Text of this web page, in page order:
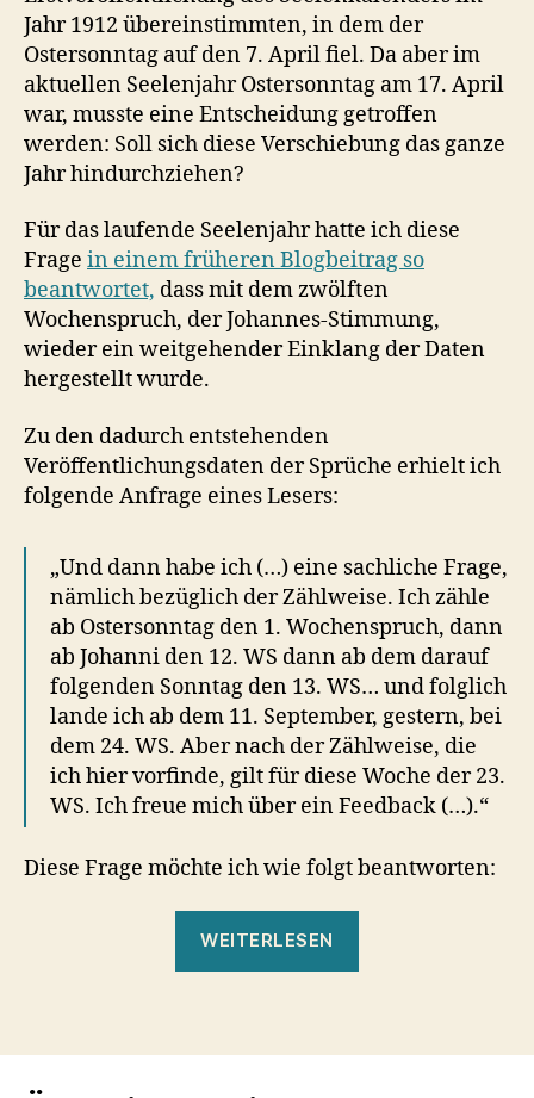
Jahr 1912 übereinstimmten, in dem der
Ostersonntag auf den 7. April fiel. Da aber im
aktuellen Seelenjahr Ostersonntag am 17. April
war, musste eine Entscheidung getroffen
werden: Soll sich diese Verschiebung das ganze
Jahr hindurchziehen?
Für das laufende Seelenjahr hatte ich diese
Frage in einem früheren Blogbeitrag so
beantwortet, dass mit dem zwölften
Wochenspruch, der Johannes-Stimmung,
wieder ein weitgehender Einklang der Daten
hergestellt wurde.
Zu den dadurch entstehenden
Veröffentlichungsdaten der Sprüche erhielt ich
folgende Anfrage eines Lesers:
„Und dann habe ich (…) eine sachliche Frage,
nämlich bezüglich der Zählweise. Ich zähle
ab Ostersonntag den 1. Wochenspruch, dann
ab Johanni den 12. WS dann ab dem darauf
folgenden Sonntag den 13. WS… und folglich
lande ich ab dem 11. September, gestern, bei
dem 24. WS. Aber nach der Zählweise, die
ich hier vorfinde, gilt für diese Woche der 23.
WS. Ich freue mich über ein Feedback (…).“
Diese Frage möchte ich wie folgt beantworten:
WEITERLESEN
dieser